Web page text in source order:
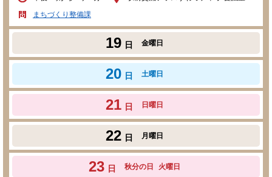
まちづくり整備課
19 日 金曜日
20 日 土曜日
21 日 日曜日
22 日 月曜日
23 日 秋分の日 火曜日